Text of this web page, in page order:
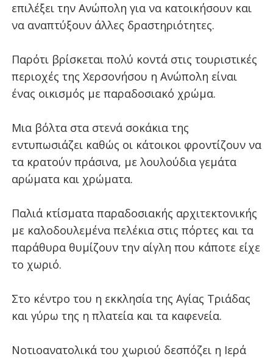
επιλέξει την Ανώπολη για να κατοικήσουν και
να αναπτύξουν άλλες δραστηριότητες.
Παρότι βρίσκεται πολύ κοντά στις τουριστικές
περιοχές της Χερσονήσου η Ανώπολη είναι
ένας οικισμός με παραδοσιακό χρώμα.
Μια βόλτα στα στενά σοκάκια της
εντυπωσιάζει καθώς οι κάτοικοι φροντίζουν να
τα κρατούν πράσινα, με λουλούδια γεμάτα
αρώματα και χρώματα.
Παλιά κτίσματα παραδοσιακής αρχιτεκτονικής
με καλοδουλεμένα πελέκια στις πόρτες και τα
παράθυρα θυμίζουν την αίγλη που κάποτε είχε
το χωριό.
Στο κέντρο του η εκκλησία της Αγίας Τριάδας
και γύρω της η πλατεία και τα καφενεία.
Νοτιοανατολικά του χωριού δεσπόζει η Ιερά